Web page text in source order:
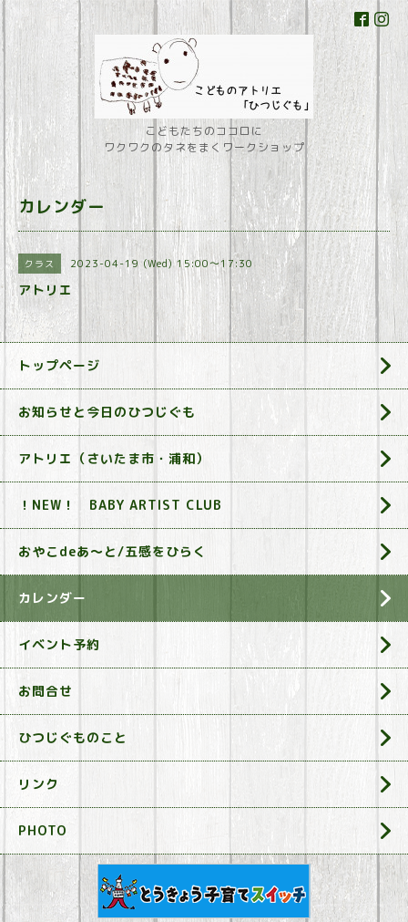
こどもたちのココロに
ワクワクのタネをまくワークショップ
カレンダー
クラス 2023-04-19 (Wed) 15:00～17:30
アトリエ
トップページ
お知らせと今日のひつじぐも
アトリエ（さいたま市・浦和）
！NEW！ BABY ARTIST CLUB
おやこdeあ～と/五感をひらく
カレンダー
イベント予約
お問合せ
ひつじぐものこと
リンク
PHOTO